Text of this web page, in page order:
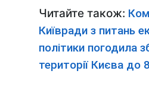
Читайте також:
Київради з питань
політики погодила
території Києва до